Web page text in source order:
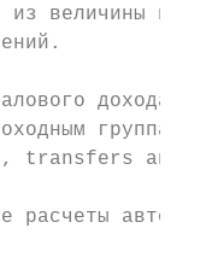
величины
дохода,
transfers and
расчеты